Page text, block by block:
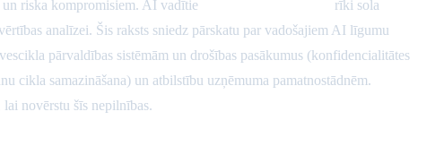
riska kompromisiem. AI vadītie
rīki sola
analīzei. Šis raksts sniedz pārskatu par vadošajiem AI līgumu
pārvaldības sistēmām un drošības pasākumus (konfidencialitātes
cikla samazināšana) un atbilstību uzņēmuma pamatnostādnēm.
novērstu šīs nepilnības.